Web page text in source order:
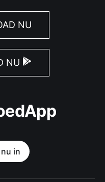
NU
NU
in